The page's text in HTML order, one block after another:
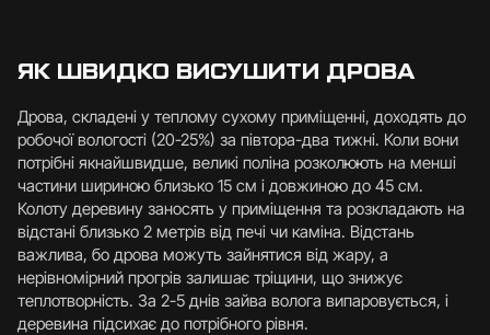
ЯК ШВИДКО ВИСУШИТИ ДРОВА
Дрова, складені у теплому сухому приміщенні, доходять до
робочої вологості (20-25%) за півтора-два тижні. Коли вони
потрібні якнайшвидше, великі поліна розколюють на менші
частини шириною близько 15 см і довжиною до 45 см.
Колоту деревину заносять у приміщення та розкладають на
відстані близько 2 метрів від печі чи каміна. Відстань
важлива, бо дрова можуть зайнятися від жару, а
нерівномірний прогрів залишає тріщини, що знижує
теплотворність. За 2-5 днів зайва волога випаровується, і
деревина підсихає до потрібного рівня.